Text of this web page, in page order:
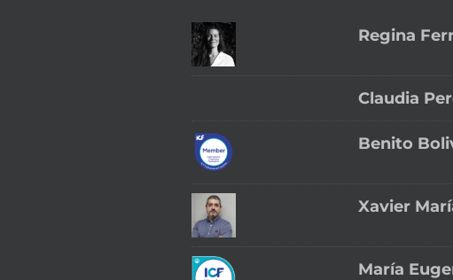
Regina
Claudia
Benito
Xavier
María